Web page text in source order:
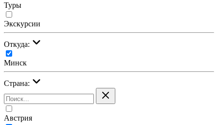
Туры
Экскурсии
Откуда:
Минск
Страна:
Австрия